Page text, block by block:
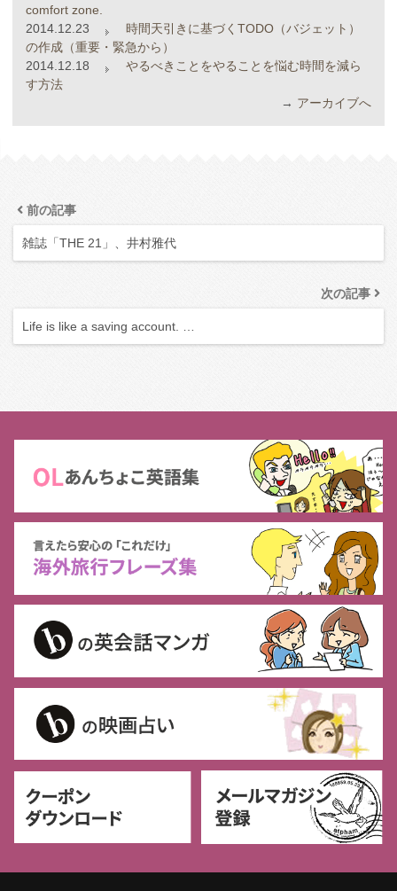
comfort zone.
2014.12.23
時間天引きに基づくTODO（バジェット）
の作成（重要・緊急から）
2014.12.18
やるべきことをやることを悩む時間を減ら
す方法
→ アーカイブへ
前の記事
雑誌「THE 21」、井村雅代
次の記事
Life is like a saving account. …